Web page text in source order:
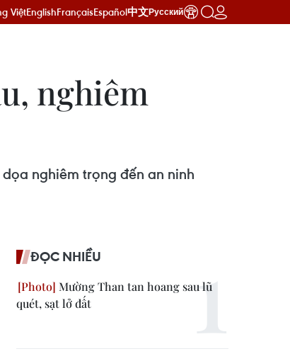
ViệtEnglishFrançaisEspañol中文Русский
nghiêm
nghiêm trọng đến an ninh
ĐỌC NHIỀU
Mường Than tan hoang sau lũ
quét, sạt lở đất